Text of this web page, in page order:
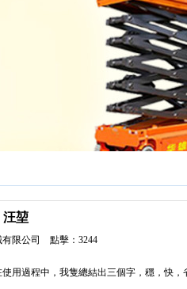
汪堃
有限公司 點擊： 3244
用過程中，我隻總結出三個字，穩，快